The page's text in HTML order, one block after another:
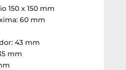
150 x 150 mm
60 mm
43 mm
mm